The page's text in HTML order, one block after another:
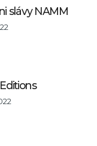
slávy NAMM